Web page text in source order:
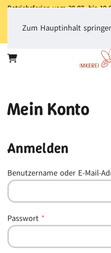
Betriebsferien vom 28.07. bis
dass derVersand aller
Vielen Dank für Ihr Verständnis!
Zum Hauptinhalt
Mein Konto
Anmelden
Benutzername oder E-Mail-
Passwort *